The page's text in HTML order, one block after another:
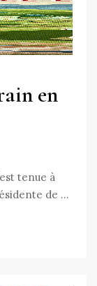
en
tenue à
de …